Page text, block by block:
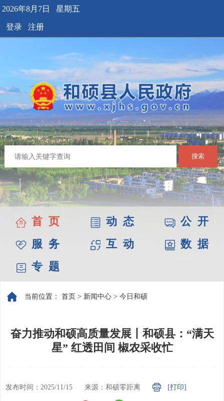
2026年8月7日 星期五
登录 注册
搜索
首 页 动 态
公 开
服 务
互 动
数 据
专 题
当前位置： 首页 > 新闻中心 > 今日和硕
奋力推动和硕高质量发展丨和硕县：“满天
星” 红透田间 椒农采收忙
发布时间：2025/11/15 来源：和硕零距离 [打印]